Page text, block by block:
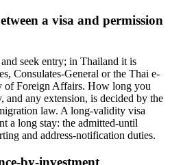
a visa and permission
seek entry; in Thailand it is
Consulates-General or the Thai e-
of Foreign Affairs. How long you
and any extension, is decided by the
law. A long-validity visa
a long stay: the admitted-until
and address-notification duties.
by-investment